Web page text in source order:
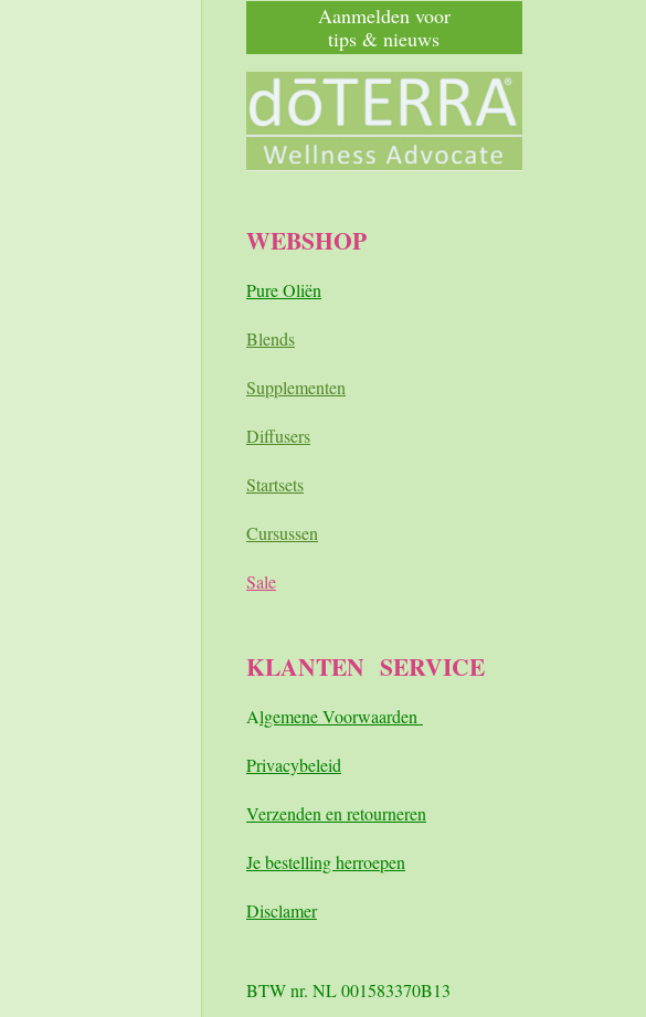
Aanmelden voor
tips & nieuws
WEBSHOP
Pure Oliën
Blends
Supplementen
Diffusers
Startsets
Cursussen
Sale
KLANTEN SERVICE
Algemene Voorwaarden
Privacybeleid
Verzenden en retourneren
Je bestelling herroepen
Disclamer
BTW nr. NL 001583370B13